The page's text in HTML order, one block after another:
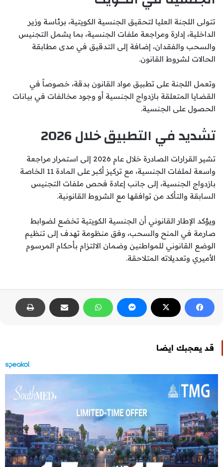
تتولى اللجنة العليا لتحقيق الجنسية الكويتية، برئاسة وزير
الداخلية، إدارة ومراجعة ملفات الجنسية، بما يشمل التجنيس
والسحب والفقدان، إضافة إلى التدقيق في مدى مطابقة
الحالات لشروط القانون.
وتعمل اللجنة على تطبيق مواد القانون بدقة، خصوصاً في
القضايا المتعلقة بازدواج الجنسية أو وجود مخالفات في بيانات
الحصول على الجنسية.
تشديد في التطبيق خلال 2026
تشير القرارات الصادرة خلال عام 2026 إلى استمرار مراجعة
واسعة لملفات الجنسية، مع تركيز أكبر على المادة 11 الخاصة
بازدواج الجنسية، إلى جانب إعادة فحص ملفات التجنيس
السابقة والتأكد من توافقها مع الشروط القانونية.
ويؤكد الإطار القانوني أن الجنسية الكويتية تخضع لضوابط
صارمة في المنح والسحب، وفق منظومة تهدف إلى تنظيم
الوضع القانوني للمواطنين وضمان الالتزام بأحكام المرسوم
الأميري وتعديلاته المتلاحقة.
قد يعجبك ايضا